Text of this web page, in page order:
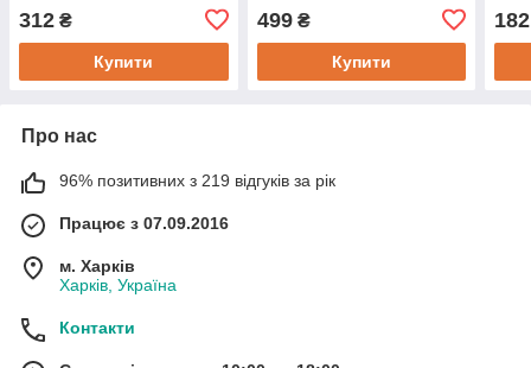
312 ₴
Купити
499₴
Купити
182
Про нас
96% позитивних з 219 відгуків за рік
Працює з 07.09.2016
м. Харків
Харків, Україна
Контакти